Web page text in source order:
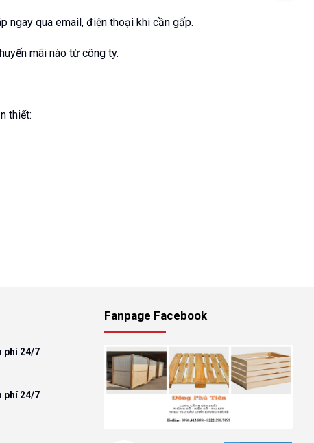
ngay qua email, điện thoại khi cần gấp.
mãi nào từ công ty.
thiết:
phí 24/7
phí 24/7
Fanpage Facebook